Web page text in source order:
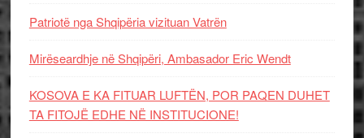
Patriotë nga Shqipëria vizituan Vatrën
Mirëseardhje në Shqipëri, Ambasador Eric Wendt
KOSOVA E KA FITUAR LUFTËN, POR PAQEN DUHET
TA FITOJË EDHE NË INSTITUCIONE!